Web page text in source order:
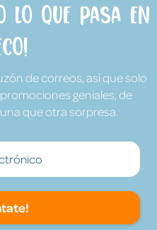
lo que pasa en
de correos, así que solo
geniales, de
que otra sorpresa.